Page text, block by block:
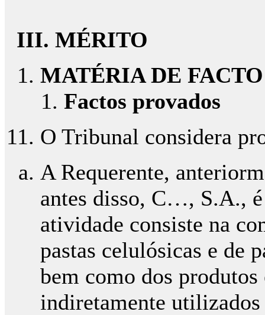
III. MÉRITO
MATÉRIA DE FACTO
Factos provados
O Tribunal considera
A Requerente,
antes disso, C…, S.A.,
atividade consiste na
pastas celulósicas e de
bem como dos
indiretamente utilizados